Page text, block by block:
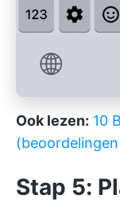
Ook lezen: 10
Stap 5: